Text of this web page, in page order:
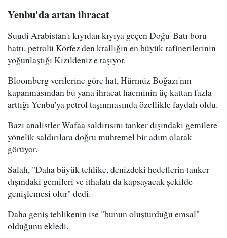
Yenbu'da artan ihracat
Suudi Arabistan'ı kıyıdan kıyıya geçen Doğu-Batı boru
hattı, petrolü Körfez'den krallığın en büyük rafinerilerinin
yoğunlaştığı Kızıldeniz'e taşıyor.
Bloomberg verilerine göre hat, Hürmüz Boğazı'nın
kapanmasından bu yana ihracat hacminin üç kattan fazla
arttığı Yenbu'ya petrol taşınmasında özellikle faydalı oldu.
Bazı analistler Wafaa saldırısını tanker dışındaki gemilere
yönelik saldırılara doğru muhtemel bir adım olarak
görüyor.
Salah, "Daha büyük tehlike, denizdeki hedeflerin tanker
dışındaki gemileri ve ithalatı da kapsayacak şekilde
genişlemesi olur" dedi.
Daha geniş tehlikenin ise "bunun oluşturduğu emsal"
olduğunu ekledi.